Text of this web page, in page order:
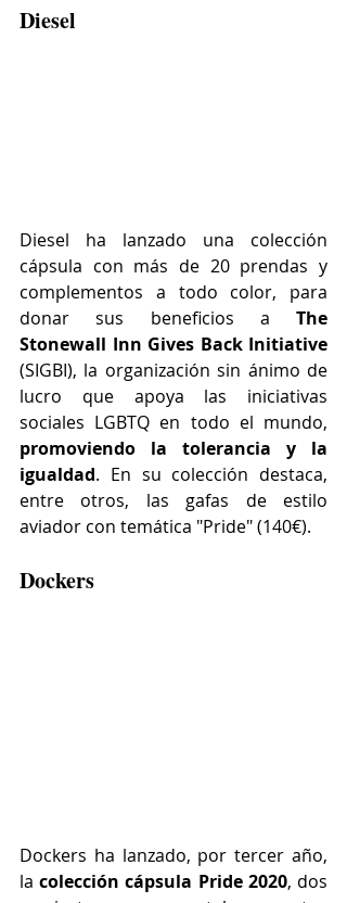
Diesel
Diesel ha lanzado una colección
cápsula con más de 20 prendas y
complementos a todo color, para
donar sus beneficios a The
(SIGBI), la organización sin ánimo de
lucro que apoya las iniciativas
promoviendo la tolerancia y la
igualdad. En su colección destaca,
entre otros, las gafas de estilo
aviador con temática "Pride" (140€).
Dockers
Dockers ha lanzado, por tercer año,
la colección cápsula Pride 2020, dos